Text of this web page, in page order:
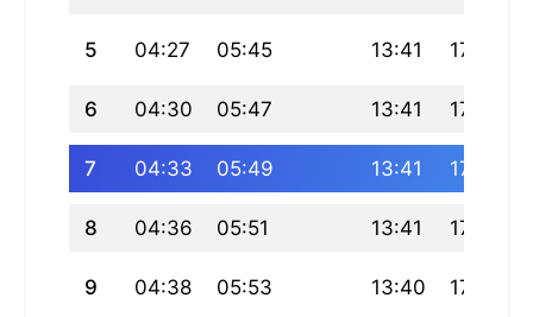
5 04:27 05:45 13:41 17:54
6 04:30 05:47 13:41 17:53
7 04:33 05:49 13:41 17:52
8 04:36 05:51 13:41 17:50
9 04:38 05:53 13:40 17:49